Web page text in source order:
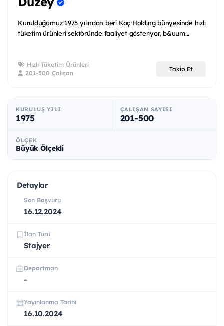
Kurulduğumuz 1975 yılından beri Koç Holding bünyesinde hızlı
tüketim ürünleri sektöründe faaliyet gösteriyor, b&uum...
Hızlı Tüketim Ürünleri
201-500 Çalışan
Takip Et
KURULUŞ YILI
1975
ÇALIŞAN SAYISI
201-500
ÖLÇEK
Büyük Ölçekli
Detaylar
Son Başvuru
16.12.2024
İlan Türü
Stajyer
Departman
-
Yayınlanma Tarihi
16.10.2024